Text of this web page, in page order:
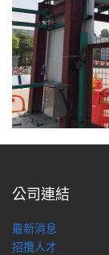
公司連結
最新消息
招攬人才